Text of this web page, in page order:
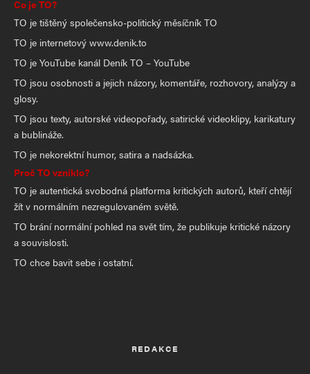
Co je TO?
TO je tištěný společensko-politický měsíčník TO
TO je internetový www.denik.to
TO je YouTube kanál Deník TO – YouTube
TO jsou osobnosti a jejich názory, komentáře, rozhovory, analýzy a
glosy.
TO jsou texty, autorské videopořady, satirické videoklipy, karikatury
a bublináže.
TO je nekorektní humor, satira a nadsázka.
Proč TO vzniklo?
TO je autentická svobodná platforma kritických autorů, kteří chtějí
žít v normálním nezregulovaném světě.
TO brání normální pohled na svět tím, že publikuje kritické názory
a souvislosti.
TO chce bavit sebe i ostatní.
REDAKCE